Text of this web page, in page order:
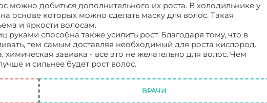
можно добиться дополнительного их роста. В холодильнике у
основе которых можно сделать маску для волос. Такая
и яркости волосам.
способна также усилить рост. Благодаря тому, что в
тем самым доставляя необходимый для роста кислород.
завивка - все это не желательно для волос. Чем
и сильнее будет рост волос.
ВРАЧИ